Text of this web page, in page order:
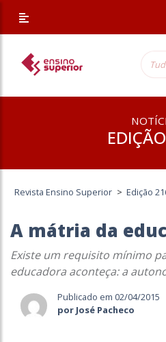
Revista Ensino Superior > Edição
A mátria da
Existe um requisito mínimo
educadora aconteça: a
Publicado em 02/04/2015
por José Pacheco